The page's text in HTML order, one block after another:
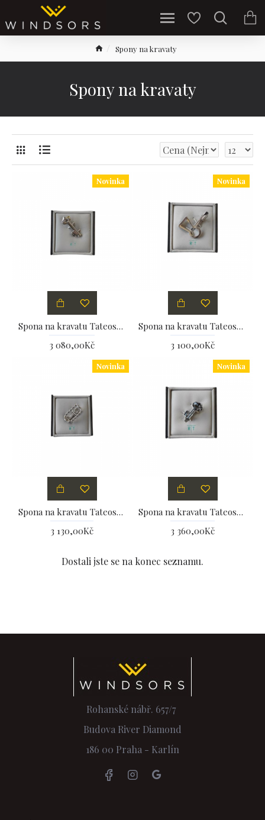
Spony na kravaty
Spony na kravaty
Novinka
Spona na kravatu Tateossian
3 080,00Kč
Novinka
Spona na kravatu Tateossian
3 100,00Kč
Novinka
Spona na kravatu Tateossian
3 130,00Kč
Novinka
Spona na kravatu Tateossian
3 360,00Kč
Dostali jste se na konec seznamu.
Rohanské nábř. 657/7
Budova River Diamond
186 00 Praha - Karlín